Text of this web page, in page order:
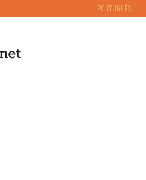
PORTUGUÊS